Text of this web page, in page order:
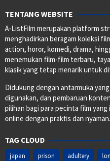
TENTANG WEBSITE
A-ListFilm merupakan platform
menghadirkan beragam koleksi
action, horor, komedi, drama,
menemukan film-film terbaru,
klasik yang tetap menarik untuk
Didukung dengan antarmuka
digunakan, dan pembaruan
pilihan bagi para pecinta film
online dengan praktis dan nyaman.
TAG CLOUD
japan prison adultery